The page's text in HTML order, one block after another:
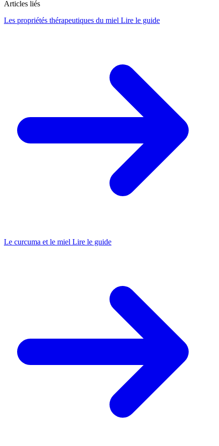
Articles liés
Les propriétés thérapeutiques du miel Lire le guide
Le curcuma et le miel Lire le guide